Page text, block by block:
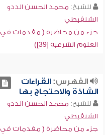
للشيخ: محمد الحسن الددو
الشنقيطي
جزء من محاضرة ( مقدمات في
العلوم الشرعية [39])
الفهرس:القراءات
الشاذة والاحتجاج بها
للشيخ: محمد الحسن الددو
الشنقيطي
جزء من محاضرة ( مقدمات في